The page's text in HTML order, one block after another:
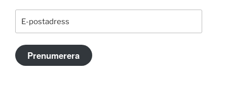
postadress
Prenumerera